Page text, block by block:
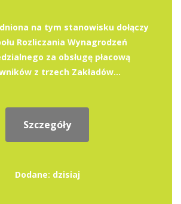
na tym stanowisku dołączy
Rozliczania Wynagrodzeń
za obsługę płacową
z trzech Zakładów...
Szczegóły
Dodane: dzisiaj